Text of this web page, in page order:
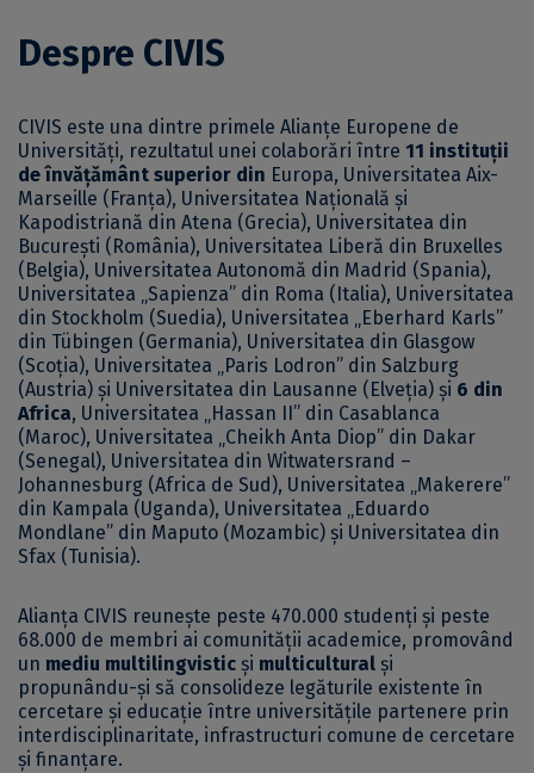
Despre CIVIS
CIVIS este una dintre primele Alianțe Europene de
Universități, rezultatul unei colaborări între 11 instituții
de învățământ superior din Europa, Universitatea Aix-
Marseille (Franța), Universitatea Națională și
Kapodistriană din Atena (Grecia), Universitatea din
București (România), Universitatea Liberă din Bruxelles
(Belgia), Universitatea Autonomă din Madrid (Spania),
Universitatea „Sapienza” din Roma (Italia), Universitatea
din Stockholm (Suedia), Universitatea „Eberhard Karls”
din Tübingen (Germania), Universitatea din Glasgow
(Scoția), Universitatea „Paris Lodron” din Salzburg
(Austria) și Universitatea din Lausanne (Elveția) și 6 din
Africa, Universitatea „Hassan II” din Casablanca
(Maroc), Universitatea „Cheikh Anta Diop” din Dakar
(Senegal), Universitatea din Witwatersrand –
Johannesburg (Africa de Sud), Universitatea „Makerere”
din Kampala (Uganda), Universitatea „Eduardo
Mondlane” din Maputo (Mozambic) și Universitatea din
Sfax (Tunisia).
Alianța CIVIS reunește peste 470.000 studenți și peste
68.000 de membri ai comunității academice, promovând
un mediu multilingvistic și multicultural și
propunându-și să consolideze legăturile existente în
cercetare și educație între universitățile partenere prin
interdisciplinaritate, infrastructuri comune de cercetare
și finanțare.